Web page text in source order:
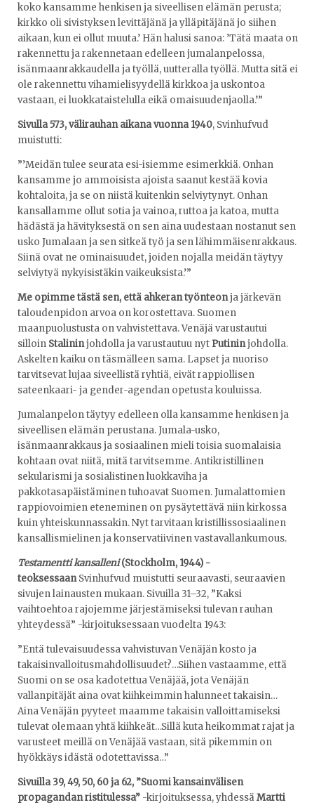
koko kansamme henkisen ja siveellisen elämän perusta;
kirkko oli sivistyksen levittäjänä ja ylläpitäjänä jo siihen
aikaan, kun ei ollut muuta.’ Hän halusi sanoa: ’Tätä maata on
rakennettu ja rakennetaan edelleen jumalanpelossa,
isänmaanrakkaudella ja työllä, uutteralla työllä. Mutta sitä ei
ole rakennettu vihamielisyydellä kirkkoa ja uskontoa
vastaan, ei luokkataistelulla eikä omaisuudenjaolla.’”
Sivulla 573, välirauhan aikana vuonna 1940, Svinhufvud
muistutti:
”’Meidän tulee seurata esi-isiemme esimerkkiä. Onhan
kansamme jo ammoisista ajoista saanut kestää kovia
kohtaloita, ja se on niistä kuitenkin selviytynyt. Onhan
kansallamme ollut sotia ja vainoa, ruttoa ja katoa, mutta
hädästä ja hävityksestä on sen aina uudestaan nostanut sen
usko Jumalaan ja sen sitkeä työ ja sen lähimmäisenrakkaus.
Siinä ovat ne ominaisuudet, joiden nojalla meidän täytyy
selviytyä nykyisistäkin vaikeuksista.’”
Me opimme tästä sen, että ahkeran työnteonja järkevän
taloudenpidon arvoa on korostettava. Suomen
maanpuolustusta on vahvistettava. Venäjä varustautui
silloin Stalininjohdolla ja varustautuu nyt Putininjohdolla.
Askelten kaiku on täsmälleen sama. Lapset ja nuoriso
tarvitsevat lujaa siveellistä ryhtiä, eivät rappiollisen
sateenkaari- ja gender-agendan opetusta kouluissa.
Jumalanpelon täytyy edelleen olla kansamme henkisen ja
siveellisen elämän perustana. Jumala-usko,
isänmaanrakkaus ja sosiaalinen mieli toisia suomalaisia
kohtaan ovat niitä, mitä tarvitsemme. Antikristillinen
sekularismi ja sosialistinen luokkaviha ja
pakkotasapäistäminen tuhoavat Suomen. Jumalattomien
rappiovoimien eteneminen on pysäytettävä niin kirkossa
kuin yhteiskunnassakin. Nyt tarvitaan kristillissosiaalinen
kansallismielinen ja konservatiivinen vastavallankumous.
Testamentti kansalleni(Stockholm, 1944) -
teoksessaanSvinhufvud muistutti seuraavasti, seuraavien
sivujen lainausten mukaan. Sivuilla 31–32, ”Kaksi
vaihtoehtoa rajojemme järjestämiseksi tulevan rauhan
yhteydessä” -kirjoituksessaan vuodelta 1943:
”Entä tulevaisuudessa vahvistuvan Venäjän kosto ja
takaisinvalloitusmahdollisuudet?…Siihen vastaamme, että
Suomi on se osa kadotettua Venäjää, jota Venäjän
vallanpitäjät aina ovat kiihkeimmin halunneet takaisin…
Aina Venäjän pyyteet maamme takaisin valloittamiseksi
tulevat olemaan yhtä kiihkeät…Sillä kuta heikommat rajat ja
varusteet meillä on Venäjää vastaan, sitä pikemmin on
hyökkäys idästä odotettavissa…”
Sivuilla 39, 49, 50, 60 ja 62, ”Suomi kansainvälisen
propagandan ristitulessa” -kirjoituksessa, yhdessäMartti